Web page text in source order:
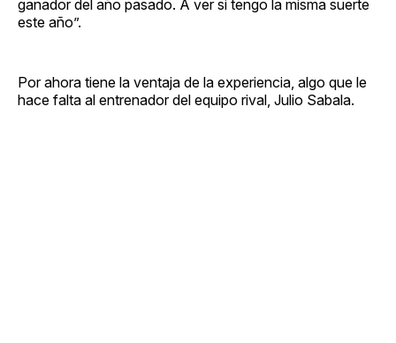
ganador del año pasado. A ver si tengo la misma suerte
este año”.
Por ahora tiene la ventaja de la experiencia, algo que le
hace falta al entrenador del equipo rival, Julio Sabala.